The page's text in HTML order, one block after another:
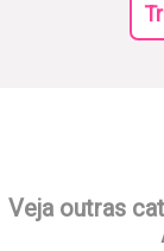
Veja outras